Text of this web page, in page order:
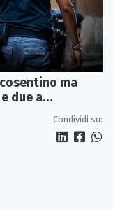
ma
due a
Condividi su: